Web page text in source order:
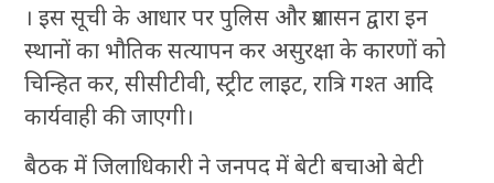
। इस सूची के आधार पर पुलिस और प्रशासन द्वारा इन
स्थानों का भौतिक सत्यापन कर असुरक्षा के कारणों को
चिन्हित कर, सीसीटीवी, स्ट्रीट लाइट, रात्रि गश्त आदि
कार्यवाही की जाएगी।
बैठक में जिलाधिकारी ने जनपद में बेटी बचाओ बेटी